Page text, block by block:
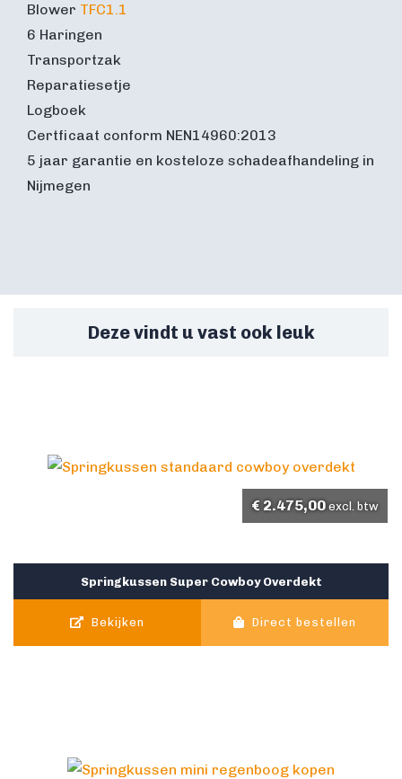
Blower TFC1.1
6 Haringen
Transportzak
Reparatiesetje
Logboek
Certficaat conform NEN14960:2013
5 jaar garantie en kosteloze schadeafhandeling in
Nijmegen
Deze vindt u vast ook leuk
Springkussen Super Cowboy Overdekt
€ 2.475,00 excl. btw
Bekijken Direct bestellen